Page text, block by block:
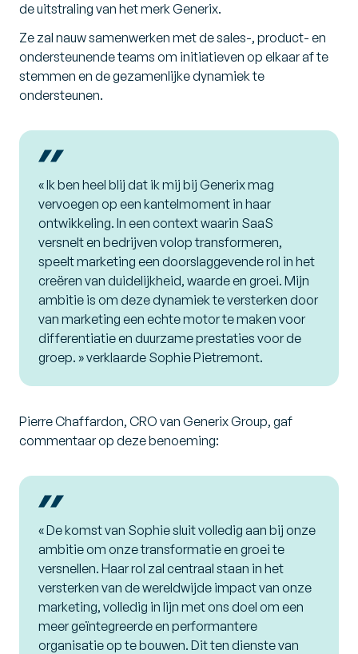
de uitstraling van het merk Generix.
Ze zal nauw samenwerken met de sales-, product- en
ondersteunende teams om initiatieven op elkaar af te
stemmen en de gezamenlijke dynamiek te
ondersteunen.
« Ik ben heel blij dat ik mij bij Generix mag
vervoegen op een kantelmoment in haar
ontwikkeling. In een context waarin SaaS
versnelt en bedrijven volop transformeren,
speelt marketing een doorslaggevende rol in het
creëren van duidelijkheid, waarde en groei. Mijn
ambitie is om deze dynamiek te versterken door
van marketing een echte motor te maken voor
differentiatie en duurzame prestaties voor de
groep. » verklaarde Sophie Pietremont.
Pierre Chaffardon, CRO van Generix Group, gaf
commentaar op deze benoeming:
« De komst van Sophie sluit volledig aan bij onze
ambitie om onze transformatie en groei te
versnellen. Haar rol zal centraal staan in het
versterken van de wereldwijde impact van onze
marketing, volledig in lijn met ons doel om een
meer geïntegreerde en performantere
organisatie op te bouwen. Dit ten dienste van